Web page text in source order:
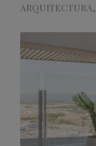
ARQUITECTURA,